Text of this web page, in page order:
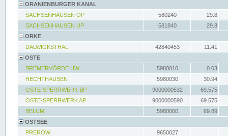
ORANIENBURGER KANAL
SACHSENHAUSEN OP
580240
29.8
SACHSENHAUSEN UP
581840
29.8
ORKE
DALWIGKSTHAL
42840453
11.41
OSTE
BREMERVÖRDE UW
5980010
0.03
HECHTHAUSEN
5980030
30.94
OSTE-SPERRWERK BP
9000000532
69.575
OSTE-SPERRWERK AP
9000000590
69.575
BELUM
5980060
69.89
OSTSEE
PREROW
9650027